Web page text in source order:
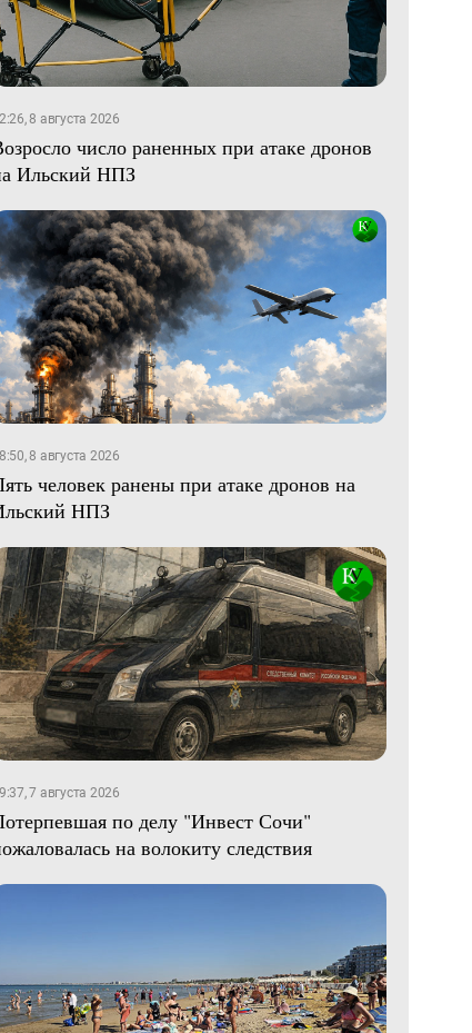
8 августа 2026
число раненных при атаке дронов
Ильский НПЗ
8 августа 2026
человек ранены при атаке дронов на
НПЗ
7 августа 2026
по делу "Инвест Сочи"
на волокиту следствия